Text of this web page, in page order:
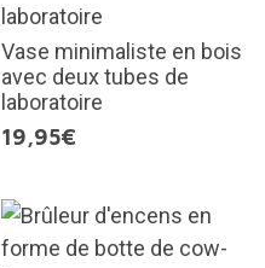
Vase minimaliste en bois
avec deux tubes de
laboratoire
19,95€